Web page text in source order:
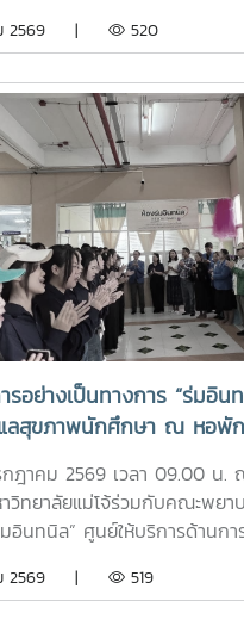
ตลอดจนปลูกฝังความภาคภูมิใ
ในการนี้ รองศาสตราจ
ภามหาวิทยาลัยแม่โจ้ พร้อมด้
หัวหน้างานพัฒนานักศึกษาและ
ย์ประจำรายวิชา ร่วมให้ความรู้
า และอัตลักษณ์ของมหาวิทยา
และความผูกพันต่อสถาบันโอกา
พานิช ได้เน้นย้ำให้นักศึกษาเรี
วามภาคภูมิใจในสถาบัน มีพลั
นตามรอยคุณงามความดีของ
มีความรับผิดชอบ ยึดถืออัตลั
ตร์ มหาวิทยาลัยแม่โจ้ ที่ว่า “ง
” เพื่อเติบโตเป็นบัณฑิตพยา
องสังคมในอนาคตพร้อมกันนี้
หน้างานหอพักนักศึกษา ได้บร
องหอพักนักศึกษา พร้อมแนะนำ
รั้วมหาวิทยาลัย และ นายวิทชัย
ลปวัฒนธรรม และกิจกรรมส่ง
ม 2569 | 520
รอย่างเป็นทางการ “ร่มอิ
ลสุขภาพนักศึกษา ณ หอพั
ฎาคม 2569 เวลา 09.00 น
วิทยาลัยแม่โจ้ร่วมกับคณะพย
อินทนิล” ศูนย์ให้บริการด้านก
านิช นายกสภามหาวิทยาลัยแม่
ม 2569 | 519